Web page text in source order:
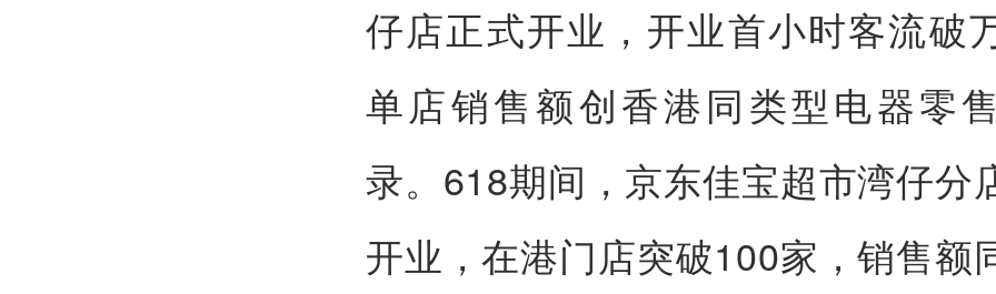
仔店正式开业，开业首小时客流破
单店销售额创香港同类型电器零
录。618期间，京东佳宝超市湾仔分
开业，在港门店突破100家，销售额